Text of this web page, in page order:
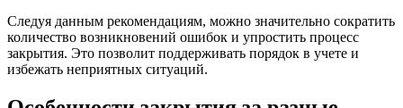
Следуя данным рекомендациям, можно значительно сократить
количество возникновений ошибок и упростить процесс
закрытия. Это позволит поддерживать порядок в учете и
избежать неприятных ситуаций.